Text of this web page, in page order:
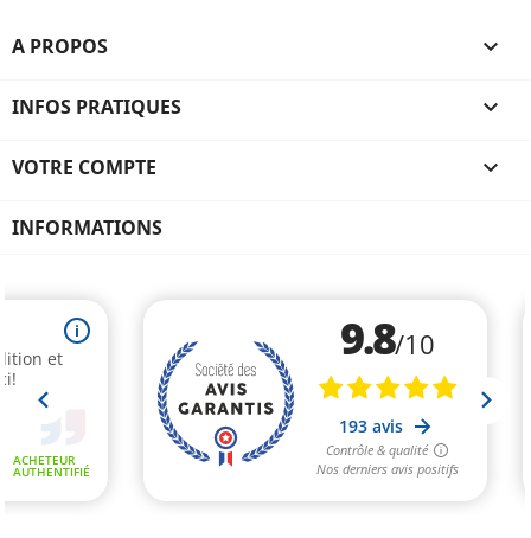
A PROPOS 
INFOS PRATIQUES 
VOTRE COMPTE 
INFORMATIONS